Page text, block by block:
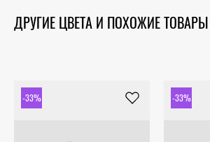
ДРУГИЕ ЦВЕТА И ПОХОЖИЕ ТОВАРЫ
-33% -33%